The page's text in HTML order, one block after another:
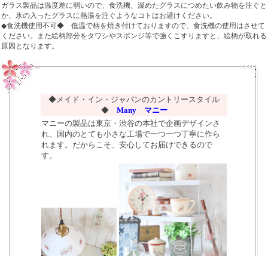
ガラス製品は温度差に弱いので、食洗機、温めたグラスにつめたい飲み物を注ぐと
か、氷の入ったグラスに熱湯を注ぐようなコトはお避けください。
◆食洗機使用不可◆ 低温で柄を焼き付けておりますので、食洗機の使用はさせて
ください。また絵柄部分をタワシやスポンジ等で強くこすりますと、絵柄が取れる
原因となります。
◆メイド・イン・ジャパンのカントリースタイル
◆ Many マニー
マニーの製品は東京・渋谷の本社で企画デザインさ
れ、国内のとても小さな工場で一つ一つ丁寧に作ら
れます。だからこそ、安心してお届けできるので
す。